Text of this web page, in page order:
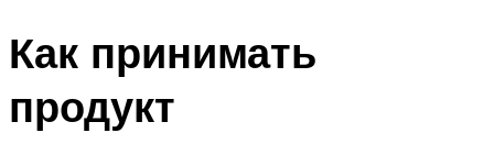
Как принимать
продукт